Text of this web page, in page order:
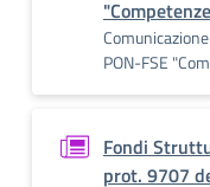
PON-FSE
Fondi
prot. 9707